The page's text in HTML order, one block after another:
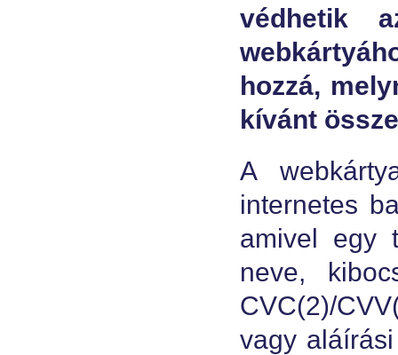
védhetik
hozzá,
kívánt
A
internetes
amivel egy
neve,
CVC(2)/
vagy